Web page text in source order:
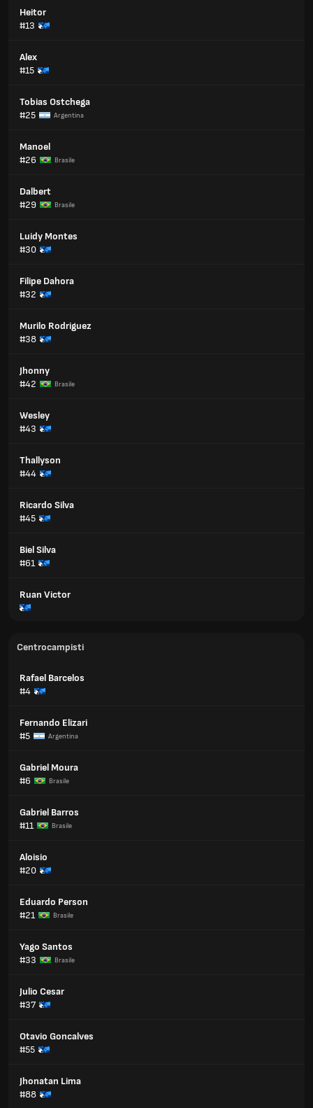
Heitor
#13
Alex
#15
Tobias Ostchega
#25
Argentina
Manoel
#26
Brasile
Dalbert
#29
Brasile
Luidy Montes
#30
Filipe Dahora
#32
Murilo Rodriguez
#38
Jhonny
#42
Brasile
Wesley
#43
Thallyson
#44
Ricardo Silva
#45
Biel Silva
#61
Ruan Victor
Centrocampisti
Rafael Barcelos
#4
Fernando Elizari
#5
Argentina
Gabriel Moura
#6
Brasile
Gabriel Barros
#11
Brasile
Aloisio
#20
Eduardo Person
#21
Brasile
Yago Santos
#33
Brasile
Julio Cesar
#37
Otavio Goncalves
#55
Jhonatan Lima
#88